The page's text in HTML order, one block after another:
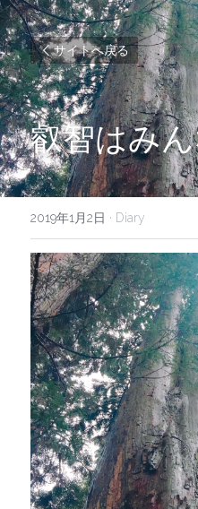
サイトへ戻る
叡智はみ
2019年1月2日 · Diary